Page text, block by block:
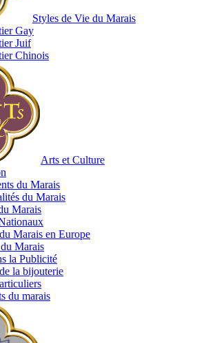
Styles de Vie du Marais
Gay
Juif
Chinois
Arts et Culture
du Marais
du Marais
Marais
Marais en Europe
Marais
la Publicité
la bijouterie
du marais